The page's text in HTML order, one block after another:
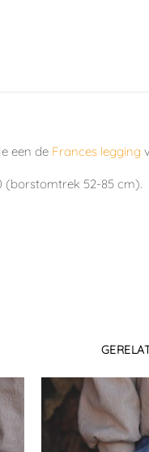
een de Frances legging
(borstomtrek 52-85 cm).